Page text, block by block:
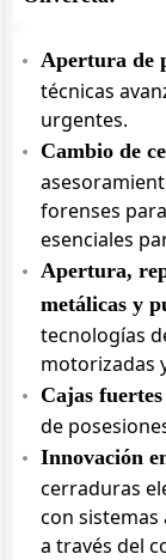
Apertura de
técnicas
urgentes.
Cambio de
forenses
esenciales
Apertura,
metálicas y
tecnologías
motorizadas
Cajas fuertes
de
Innovación
cerraduras
con
a través del